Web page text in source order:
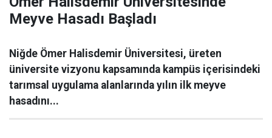
Meyve Hasadı Başladı
Niğde Ömer Halisdemir Üniversitesi, üreten
üniversite vizyonu kapsamında kampüs içerisindeki
tarımsal uygulama alanlarında yılın ilk meyve
hasadını...